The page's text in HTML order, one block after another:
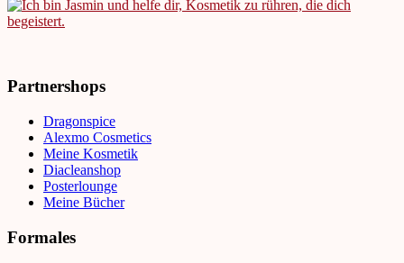
Partnershops
Dragonspice
Alexmo Cosmetics
Meine Kosmetik
Diacleanshop
Posterlounge
Meine Bücher
Formales